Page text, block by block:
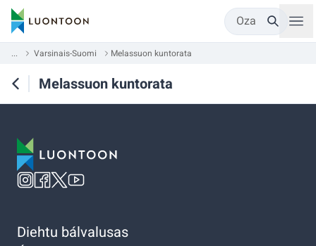
Oza
... Varsinais-Suomi Melassuon kuntorata
Melassuon kuntorata
Diehtu bálvalusas